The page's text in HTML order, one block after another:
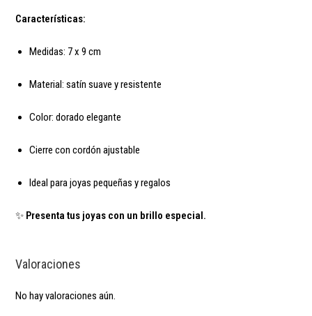
Características:
Medidas: 7 x 9 cm
Material: satín suave y resistente
Color: dorado elegante
Cierre con cordón ajustable
Ideal para joyas pequeñas y regalos
✨ Presenta tus joyas con un brillo especial.
Valoraciones
No hay valoraciones aún.